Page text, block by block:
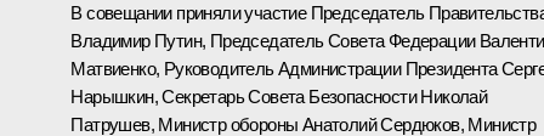
В совещании приняли участие Председатель
Владимир Путин, Председатель Совета Федерации
Матвиенко, Руководитель Администрации Президента
Нарышкин, Секретарь Совета БезопасностиНиколай
Патрушев, Министр обороны Анатолий Сердюков, Министр